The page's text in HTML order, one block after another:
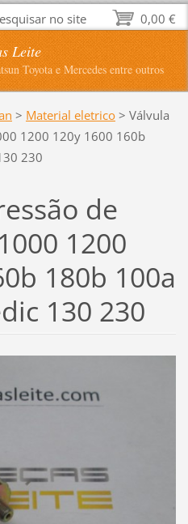
Leite
Toyota e Mercedes entre outros
> Material eletrico > Válvula
1200 120y 1600 160b
230
de
1200
180b 100a
130 230
0,00 €
no site